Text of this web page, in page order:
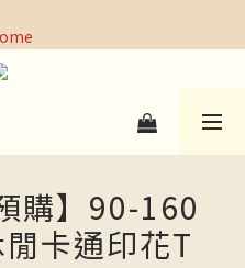
運｜滿3000元宅配免運
購】90-160
卡通印花T